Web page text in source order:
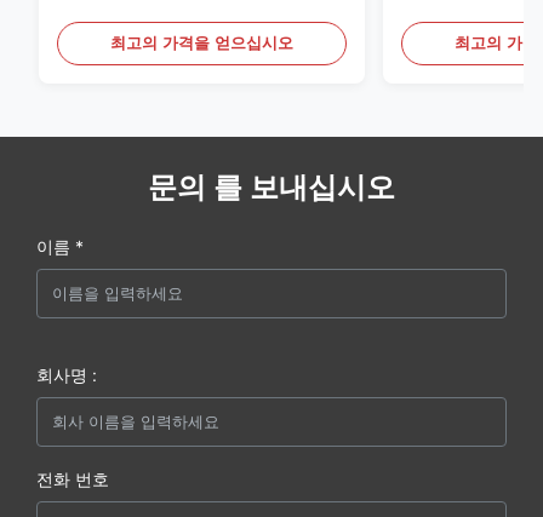
최고의 가격을 얻으십시오 최고의 가
문의 를 보내십시오
이름 *
회사명 :
전화 번호